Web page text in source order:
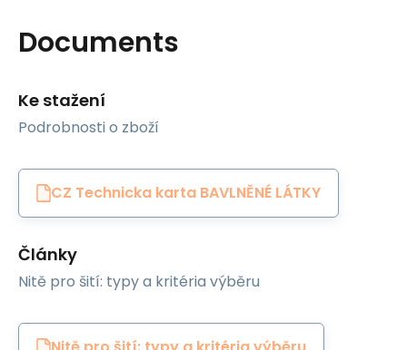
Documents
Ke stažení
Podrobnosti o zboží
CZ Technicka karta BAVLNĚNÉ LÁTKY
Články
Nitě pro šití: typy a kritéria výběru